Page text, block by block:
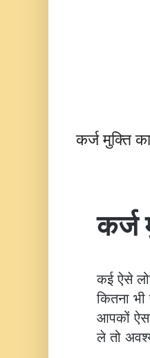
कर्ज मुक्ति
कर्ज
कई ऐसे
कितना
आपकों
ले तो